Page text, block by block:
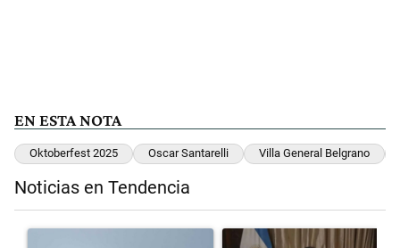
EN ESTA NOTA
Oktoberfest 2025 Oscar Santarelli Villa General Belgrano
Noticias en Tendencia
Un artículo de tendencia con el título "Los aviones F 16
Un artículo de tendencia con el